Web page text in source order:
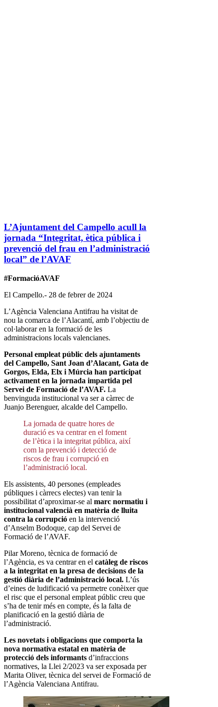
L’Ajuntament del Campello acull la
jornada “Integritat, ètica pública i
prevenció del frau en l’administració
local” de l’AVAF
#FormacióAVAF
El Campello.- 28 de febrer de 2024
L’Agència Valenciana Antifrau ha visitat de
nou la comarca de l’Alacantí, amb l’objectiu de
col·laborar en la formació de les
administracions locals valencianes.
Personal empleat públic dels ajuntaments
del Campello, Sant Joan d’Alacant, Gata de
Gorgos, Elda, Elx i Múrcia han participat
activament en la jornada impartida pel
Servei de Formació de l’AVAF. La
benvinguda institucional va ser a càrrec de
Juanjo Berenguer, alcalde del Campello.
La jornada de quatre hores de
duració es va centrar en el foment
de l’ètica i la integritat pública, així
com la prevenció i detecció de
riscos de frau i corrupció en
l’administració local.
Els assistents, 40 persones (empleades
públiques i càrrecs electes) van tenir la
possibilitat d’aproximar-se al marc normatiu i
institucional valencià en matèria de lluita
contra la corrupció en la intervenció
d’Anselm Bodoque, cap del Servei de
Formació de l’AVAF.
Pilar Moreno, tècnica de formació de
l’Agència, es va centrar en el catàleg de riscos
a la integritat en la presa de decisions de la
gestió diària de l’administració local. L’ús
d’eines de ludificació va permetre conèixer que
el risc que el personal empleat públic creu que
s’ha de tenir més en compte, és la falta de
planificació en la gestió diària de
l’administració.
Les novetats i obligacions que comporta la
nova normativa estatal en matèria de
protecció dels informants d’infraccions
normatives, la Llei 2/2023 va ser exposada per
Marita Oliver, tècnica del servei de Formació de
l’Agència Valenciana Antifrau.